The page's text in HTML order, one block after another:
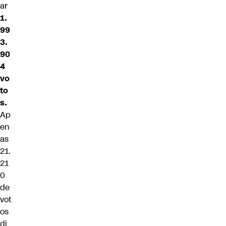
ar
1.
99
3.
90
4
vo
to
s.
Ap
en
as
21.
21
0
de
vot
os
di